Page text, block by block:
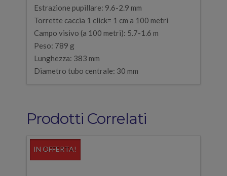
Estrazione pupillare: 9.6-2.9 mm
Torrette caccia 1 click= 1 cm a 100 metri
Campo visivo (a 100 metri): 5.7-1.6 m
Peso: 789 g
Lunghezza: 383 mm
Diametro tubo centrale: 30 mm
Prodotti Correlati
IN OFFERTA!